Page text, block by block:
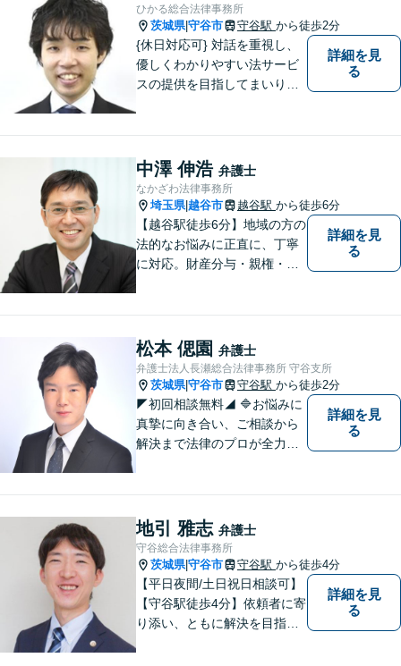
ひかる総合法律事務所
茨城県|守谷市 守谷駅 から徒歩2分
{休日対応可} 対話を重視し、
優しくわかりやすい法サービ
スの提供を目指してまいりま
詳細を見
る
中澤 伸浩 弁護士
なかざわ法律事務所
埼玉県|越谷市 越谷駅 から徒歩6分
【越谷駅徒歩6分】地域の方の
法的なお悩みに正直に、丁寧
に対応。財産分与・親権・養
近なお困りごとはお気軽にご
相談ください。
詳細を見
る
松本 偲園 弁護士
弁護士法人長瀬総合法律事務所 守谷支所
茨城県|守谷市 守谷駅 から徒歩2分
◤初回相談無料◢ 🔷お悩みに
真摯に向き合い、ご相談から
解決まで法律のプロが全力で
日々を終わらせるために安心
の第一歩を踏み出しましょ
う。お気軽にお問い合わせく
ださい。
詳細を見
る
地引 雅志 弁護士
守谷総合法律事務所
茨城県|守谷市 守谷駅 から徒歩4分
【平日夜間/土日祝日相談可】
【守谷駅徒歩4分】依頼者に寄
り添い、ともに解決を目指し
詳細を見
る